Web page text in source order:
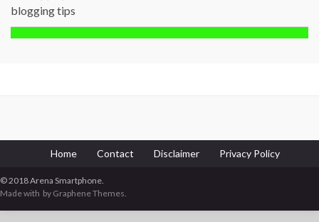
blogging tips
Home Contact Disclaimer Privacy Policy
© 2018 Arena Smartphone.
Made with by Graphene Themes.